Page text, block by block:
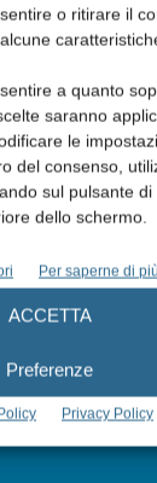
o ritirare il
a quanto
saranno
le
del consenso,
sul pulsante di
dello schermo.
Per saperne di
ACCETTA
Preferenze
Privacy Policy